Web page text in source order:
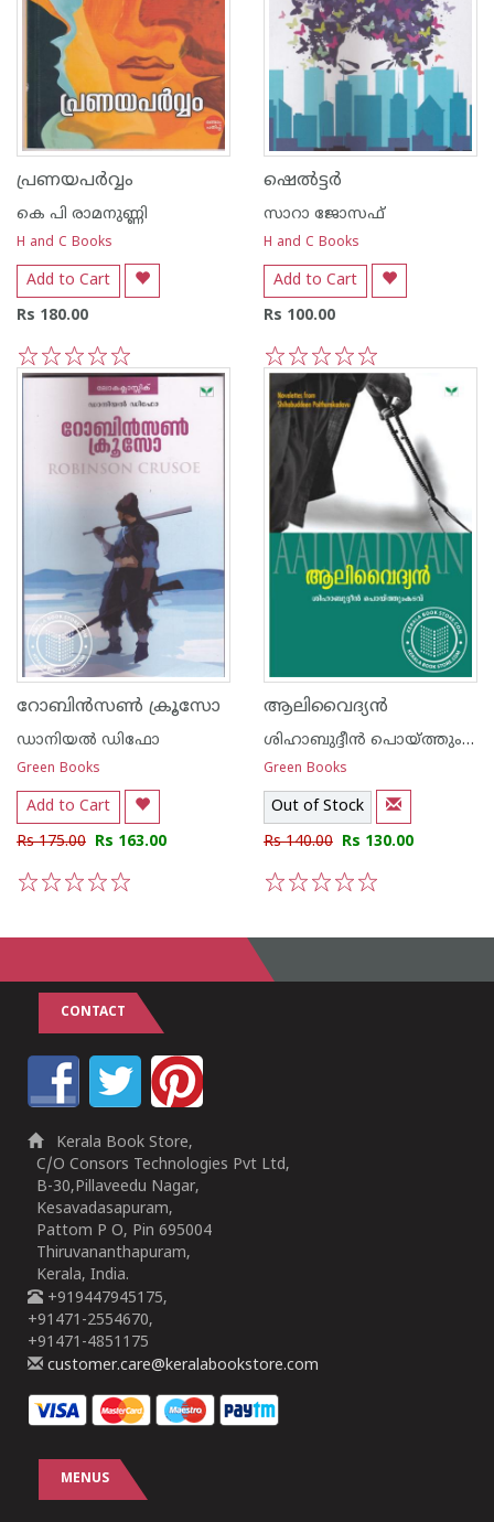
പ്രണയപര്‍‌വ്വം
കെ പി രാമനുണ്ണി
H and C Books
Add to Cart
Rs 180.00
5
4
3
2
1
ഷെല്‍ട്ടര്‍
സാറാ ജോസഫ്
H and C Books
Add to Cart
Rs 100.00
5
4
3
2
1
റോബി‌ന്‍സണ്‍ ക്രൂസോ
ഡാനിയല്‍ ഡിഫോ
Green Books
Add to Cart
Rs 175.00 Rs 163.00
ആലിവൈദ്യ‌ന്‍
ശിഹാബുദ്ദീന്‍ പൊയ്ത്തുംകടവ്
Green Books
Out of Stock
Rs 140.00 Rs 130.00
CONTACT
Kerala Book Store,
C/O Consors Technologies Pvt Ltd,
B-30,Pillaveedu Nagar,
Kesavadasapuram,
Pattom P O, Pin 695004
Thiruvananthapuram,
Kerala, India.
+919447945175,
+91471-2554670,
+91471-4851175
customer.care@keralabookstore.com
MENUS